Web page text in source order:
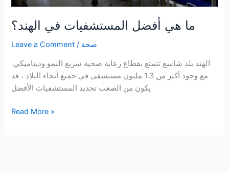
ما هي أفضل المستشفيات في الهند؟
Leave a Comment / صحة
الهند بلد شاسع تتمتع بقطاع رعاية صحية سريع النمو وديناميكي.
مع وجود أكثر من 1.3 مليون مستشفى في جميع أنحاء البلاد ، قد
يكون من الصعب تحديد المستشفيات الأفضل
ما
Read More »